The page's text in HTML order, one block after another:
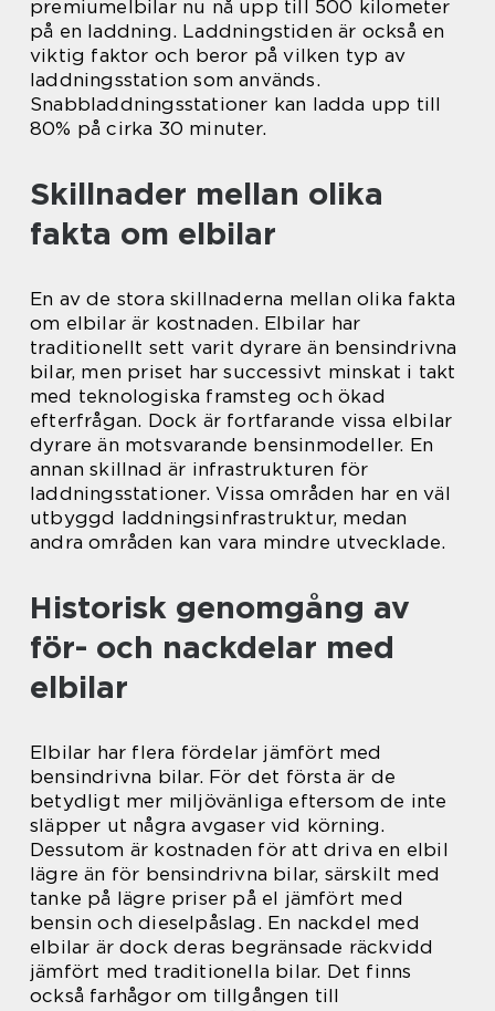
premiumelbilar nu nå upp till 500 kilometer
på en laddning. Laddningstiden är också en
viktig faktor och beror på vilken typ av
laddningsstation som används.
Snabbladdningsstationer kan ladda upp till
80% på cirka 30 minuter.
Skillnader mellan olika
fakta om elbilar
En av de stora skillnaderna mellan olika fakta
om elbilar är kostnaden. Elbilar har
traditionellt sett varit dyrare än bensindrivna
bilar, men priset har successivt minskat i takt
med teknologiska framsteg och ökad
efterfrågan. Dock är fortfarande vissa elbilar
dyrare än motsvarande bensinmodeller. En
annan skillnad är infrastrukturen för
laddningsstationer. Vissa områden har en väl
utbyggd laddningsinfrastruktur, medan
andra områden kan vara mindre utvecklade.
Historisk genomgång av
för- och nackdelar med
elbilar
Elbilar har flera fördelar jämfört med
bensindrivna bilar. För det första är de
betydligt mer miljövänliga eftersom de inte
släpper ut några avgaser vid körning.
Dessutom är kostnaden för att driva en elbil
lägre än för bensindrivna bilar, särskilt med
tanke på lägre priser på el jämfört med
bensin och dieselpåslag. En nackdel med
elbilar är dock deras begränsade räckvidd
jämfört med traditionella bilar. Det finns
också farhågor om tillgången till